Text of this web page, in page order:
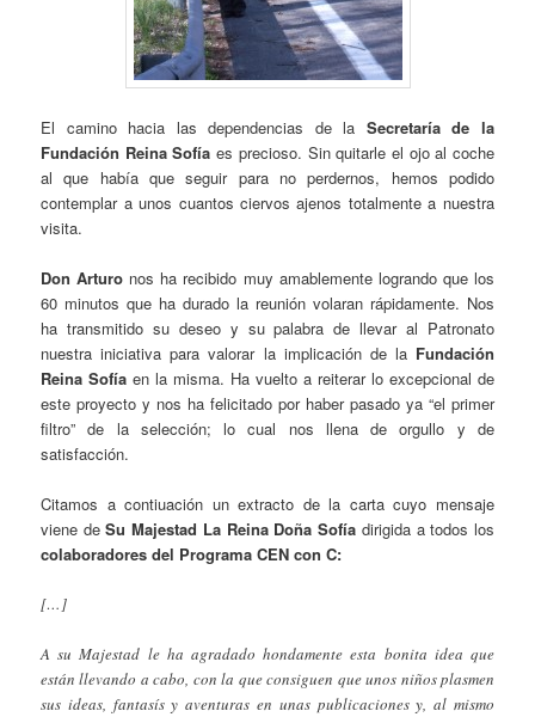
El camino hacia las dependencias de la Secretaría de la
Fundación Reina Sofía es precioso. Sin quitarle el ojo al coche
al que había que seguir para no perdernos, hemos podido
contemplar a unos cuantos ciervos ajenos totalmente a nuestra
visita.
Don Arturo nos ha recibido muy amablemente logrando que los
60 minutos que ha durado la reunión volaran rápidamente. Nos
ha transmitido su deseo y su palabra de llevar al Patronato
nuestra iniciativa para valorar la implicación de laFundación
Reina Sofía en la misma. Ha vuelto a reiterar lo excepcional de
este proyecto y nos ha felicitado por haber pasado ya “el primer
filtro” de la selección; lo cual nos llena de orgullo y de
satisfacción.
Citamos a contiuación un extracto de la carta cuyo mensaje
viene deSu Majestad La Reina Doña Sofía dirigida a todos los
colaboradores del Programa CEN con C:
[…]
A su Majestad le ha agradado hondamente esta bonita idea que
están llevando a cabo, con la que consiguen que unos niños plasmen
sus ideas, fantasís y aventuras en unas publicaciones y, al mismo